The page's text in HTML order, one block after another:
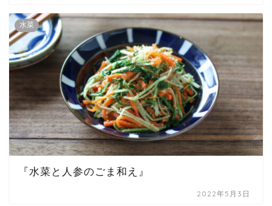
水菜
『水菜と人参のごま和え』
2022年5月3日